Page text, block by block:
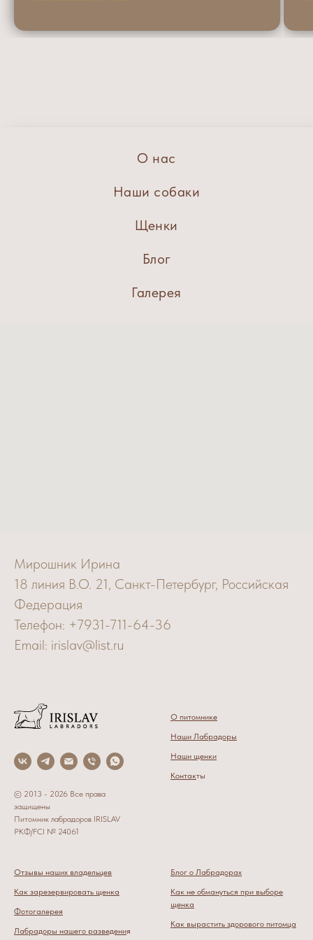
О нас
Наши собаки
Щенки
Блог
Галерея
Мирошник Ирина
18 линия В.О. 21, Санкт-Петербург, Российская
Федерация
Телефон: +7931-711-64-36
Email: irislav@list.ru
© 2013 - 2026 Все права
защищены
Питомник лабрадоров IRISLAV
РКФ/FCI № 24061
О питомнике
Наши Лабрадоры
Наши щенки
Контакты
Отзывы наших владельцев
Как зарезервировать щенка
Фотогалерея
Лабрадоры нашего разведения
Блог о Лабрадорах
Как не обмануться при выборе
щенка
Как вырастить здорового питомца